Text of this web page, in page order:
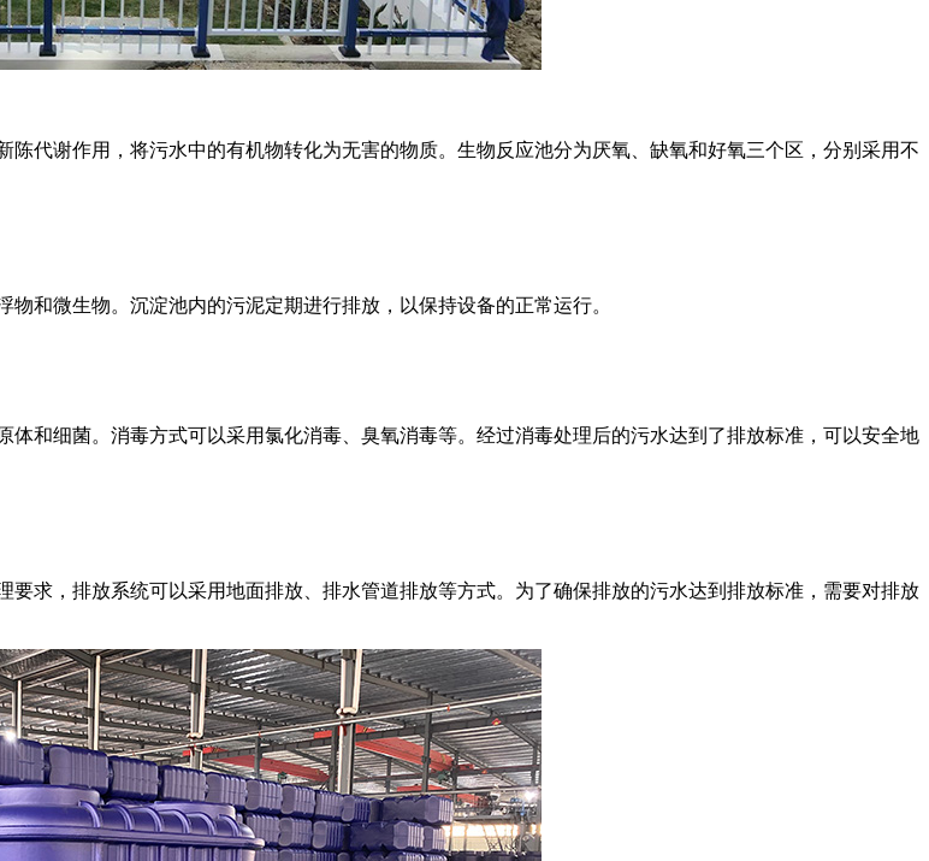
代谢作用，将污水中的有机物转化为无害的物质。生物反应池分为厌氧、缺氧和好氧三个区，分别采用不
和微生物。沉淀池内的污泥定期进行排放，以保持设备的正常运行。
和细菌。消毒方式可以采用氯化消毒、臭氧消毒等。经过消毒处理后的污水达到了排放标准，可以安全地
求，排放系统可以采用地面排放、排水管道排放等方式。为了确保排放的污水达到排放标准，需要对排放